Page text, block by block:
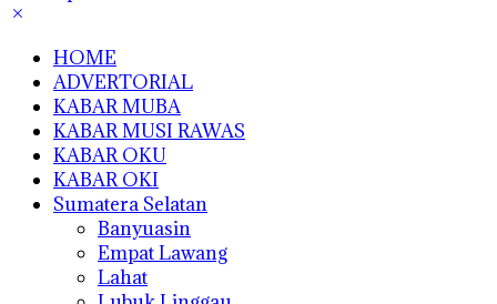
HOME
ADVERTORIAL
KABAR MUBA
KABAR MUSI RAWAS
KABAR OKU
KABAR OKI
Sumatera Selatan
Banyuasin
Empat Lawang
Lahat